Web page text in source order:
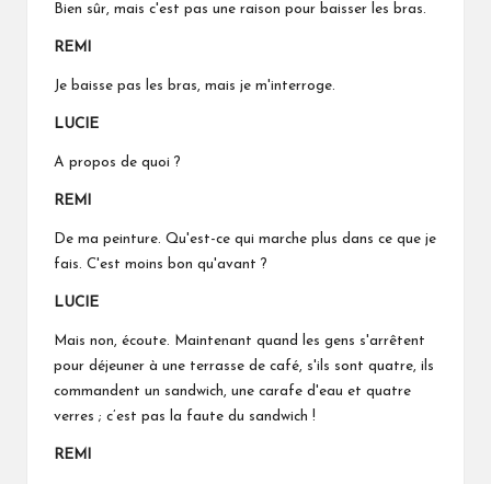
Bien sûr, mais c'est pas une raison pour baisser les bras.
REMI
Je baisse pas les bras, mais je m'interroge.
LUCIE
A propos de quoi ?
REMI
De ma peinture. Qu'est-ce qui marche plus dans ce que je
fais. C'est moins bon qu'avant ?
LUCIE
Mais non, écoute. Maintenant quand les gens s'arrêtent
pour déjeuner à une terrasse de café, s'ils sont quatre, ils
commandent un sandwich, une carafe d'eau et quatre
verres ; c’est pas la faute du sandwich !
REMI